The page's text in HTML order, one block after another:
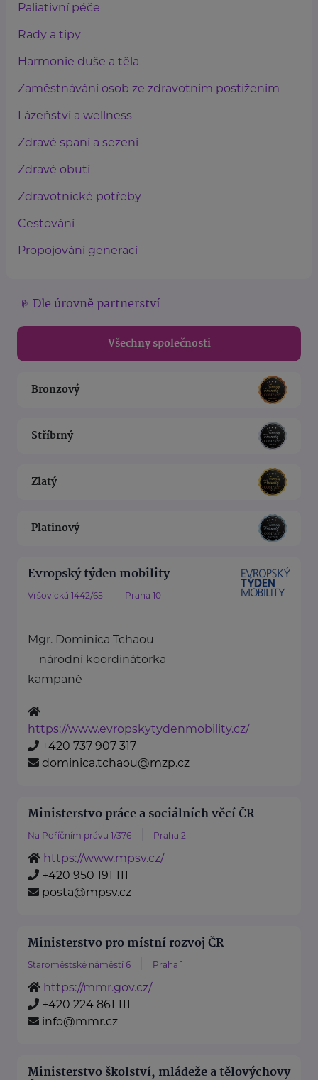
Paliativní péče
Rady a tipy
Harmonie duše a těla
Zaměstnávání osob ze zdravotním postižením
Lázeňství a wellness
Zdravé spaní a sezení
Zdravé obutí
Zdravotnické potřeby
Cestování
Propojování generací
Dle úrovně partnerství
Všechny společnosti
Bronzový
Stříbrný
Zlatý
Platinový
Evropský týden mobility
Vršovická 1442/65 Praha 10
Mgr. Dominica Tchaou
– národní koordinátorka
kampaně
https://www.evropskytydenmobility.cz/
+420 737 907 317
dominica.tchaou@mzp.cz
Ministerstvo práce a sociálních věcí ČR
Na Poříčním právu 1/376 Praha 2
https://www.mpsv.cz/
+420 950 191 111
posta@mpsv.cz
Ministerstvo pro místní rozvoj ČR
Staroměstské náměstí 6 Praha 1
https://mmr.gov.cz/
+420 224 861 111
info@mmr.cz
Ministerstvo školství, mládeže a tělovýchovy